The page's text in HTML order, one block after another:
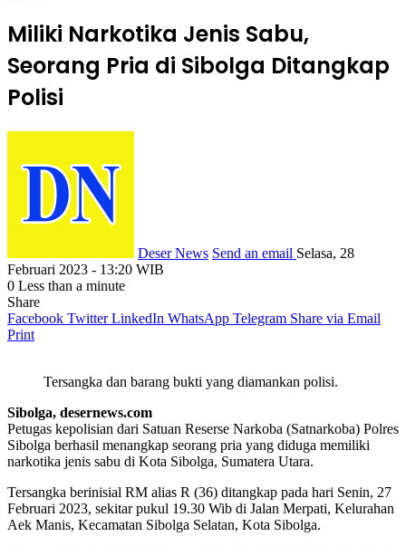
Miliki Narkotika Jenis Sabu,
Seorang Pria di Sibolga Ditangkap
Polisi
Deser News Send an email Selasa, 28
Februari 2023 - 13:20 WIB
0 Less than a minute
Share
Facebook Twitter LinkedIn WhatsApp Telegram Share via Email
Print
Tersangka dan barang bukti yang diamankan polisi.
Sibolga, desernews.com
Petugas kepolisian dari Satuan Reserse Narkoba (Satnarkoba) Polres
Sibolga berhasil menangkap seorang pria yang diduga memiliki
narkotika jenis sabu di Kota Sibolga, Sumatera Utara.
Tersangka berinisial RM alias R (36) ditangkap pada hari Senin, 27
Februari 2023, sekitar pukul 19.30 Wib di Jalan Merpati, Kelurahan
Aek Manis, Kecamatan Sibolga Selatan, Kota Sibolga.